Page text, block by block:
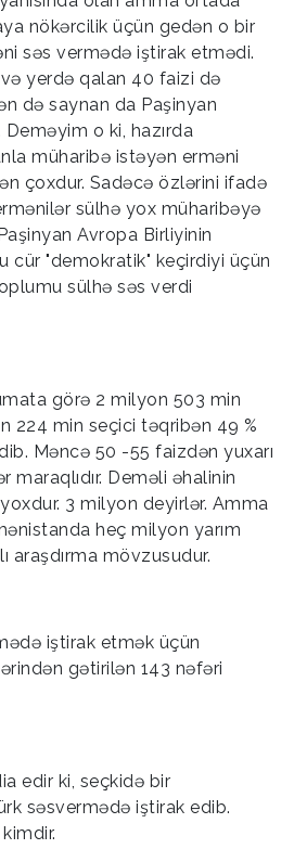
nökərcilik üçün gedən o bir
səs vermədə iştirak etmədi.
yerdə qalan 40 faizi də
də saynan da Paşinyan
o ki, hazırda
müharibə istəyən erməni
çoxdur. Sadəcə özlərini ifadə
sülhə yox müharibəyə
Avropa Birliyinin
cür "demokratik" keçirdiyi üçün
sülhə səs verdi
görə 2 milyon 503 min
224 min seçici təqribən 49 %
Məncə 50 -55 faizdən yuxarı
Deməli əhalinin
3 milyon deyirlər. Amma
heç milyon yarım
araşdırma mövzusudur.
iştirak etmək üçün
gətirilən 143 nəfəri
edir ki, seçkidə bir
səsvermədə iştirak edib.